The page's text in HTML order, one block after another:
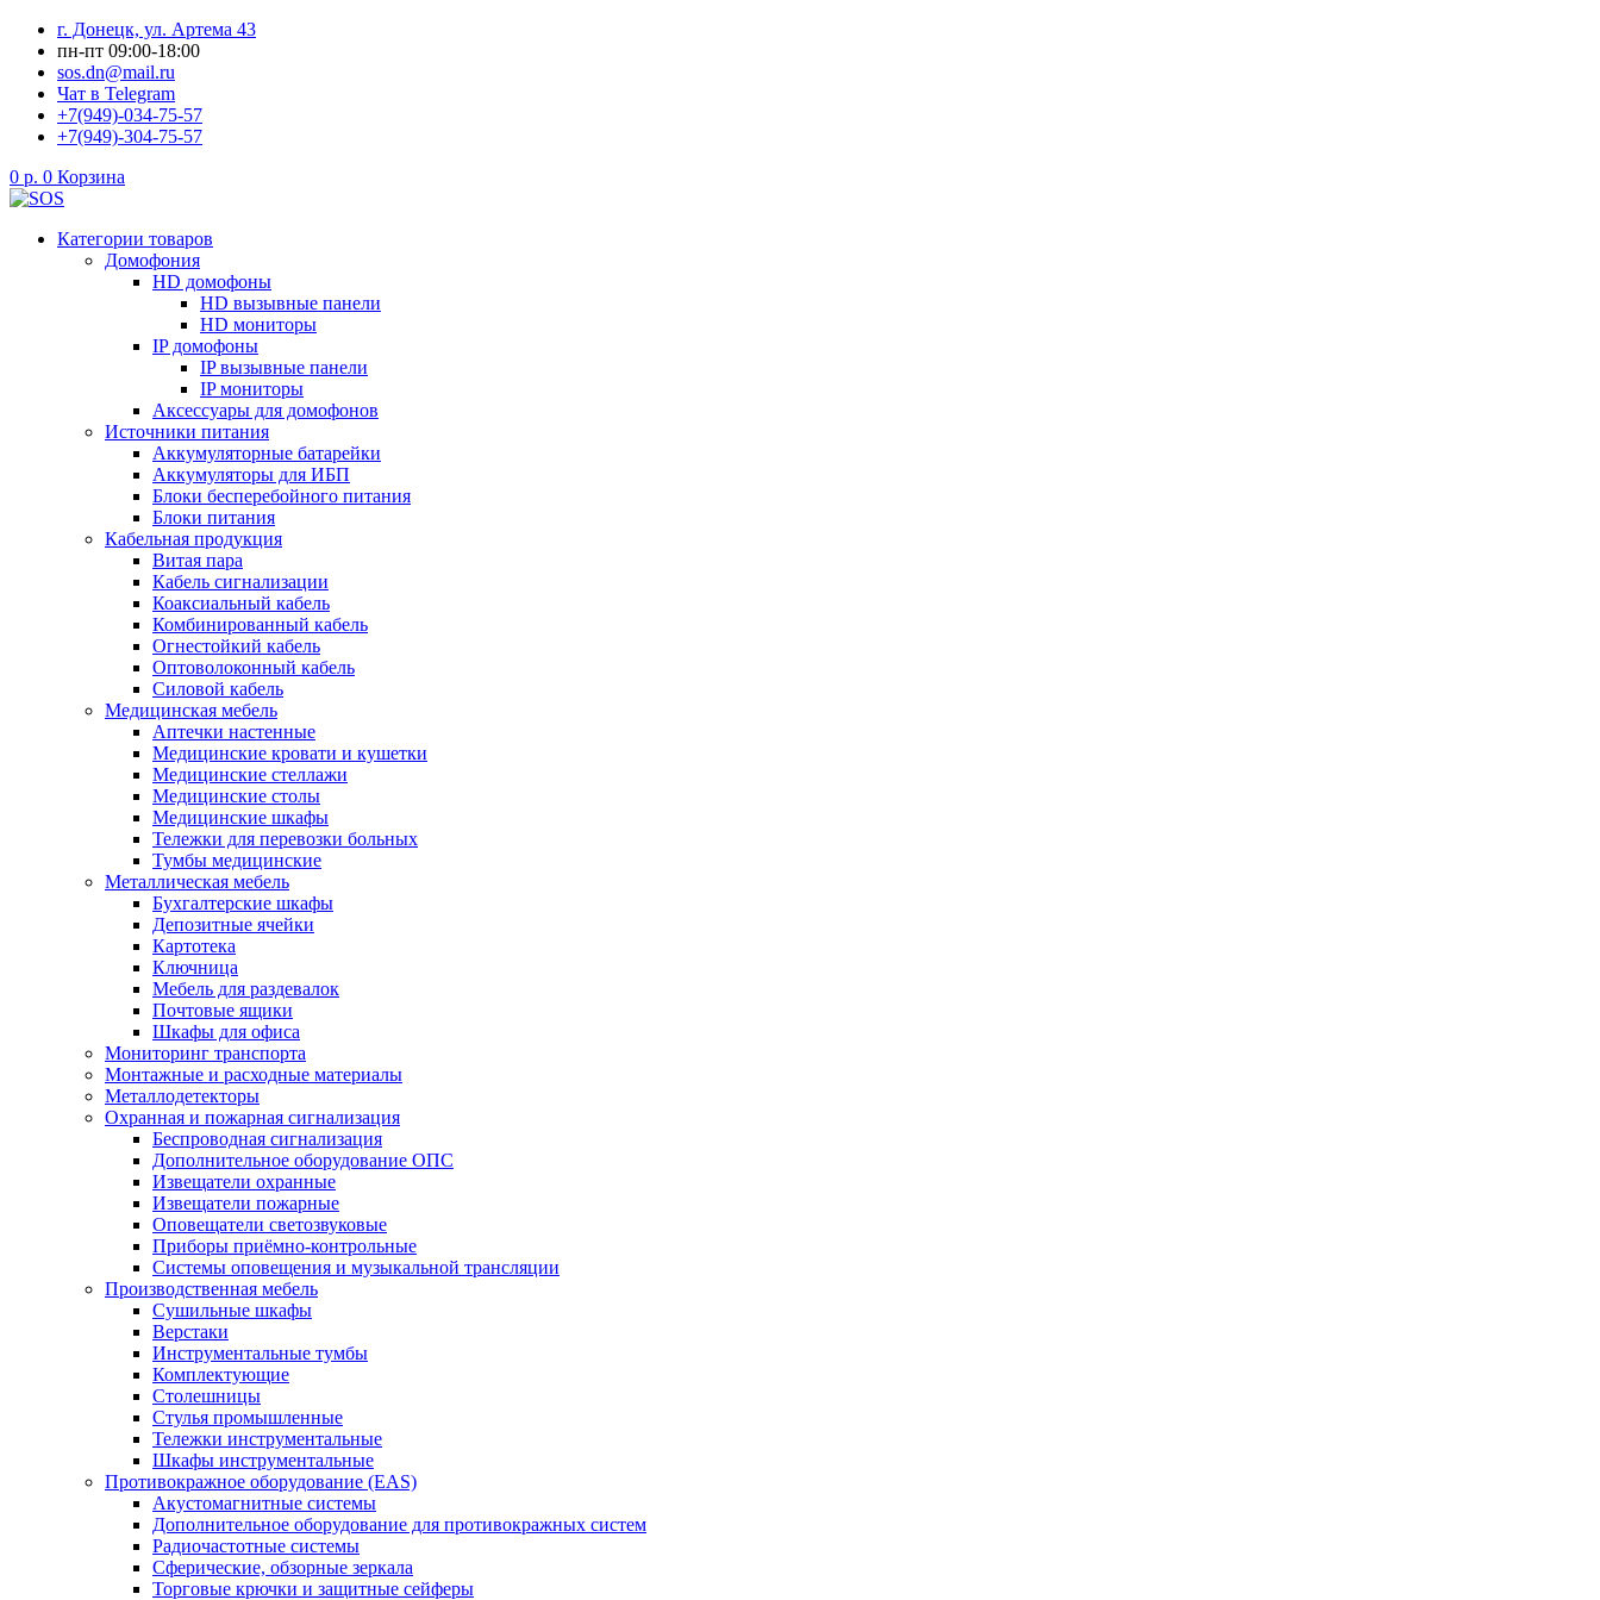
Перейти
содержимому
г. Донецк, ул. Артема 43
пн-пт 09:00-18:00
sos.dn@mail.ru
Чат в Telegram
+7(949)-034-75-57
+7(949)-304-75-57
0 р. 0 Корзина
Категории товаров
Домофония
HD домофоны
HD вызывные панели
HD мониторы
IP домофоны
IP вызывные панели
IP мониторы
Аксессуары для домофонов
Источники питания
Аккумуляторные батарейки
Аккумуляторы для ИБП
Блоки бесперебойного питания
Блоки питания
Кабельная продукция
Витая пара
Кабель сигнализации
Коаксиальный кабель
Комбинированный кабель
Огнестойкий кабель
Оптоволоконный кабель
Силовой кабель
Медицинская мебель
Аптечки настенные
Медицинские кровати и кушетки
Медицинские стеллажи
Медицинские столы
Медицинские шкафы
Тележки для перевозки больных
Тумбы медицинские
Металлическая мебель
Бухгалтерские шкафы
Депозитные ячейки
Картотека
Ключница
Мебель для раздевалок
Почтовые ящики
Шкафы для офиса
Мониторинг транспорта
Монтажные и расходные материалы
Металлодетекторы
Охранная и пожарная сигнализация
Беспроводная сигнализация
Дополнительное оборудование ОПС
Извещатели охранные
Извещатели пожарные
Оповещатели светозвуковые
Приборы приёмно-контрольные
Системы оповещения и музыкальной трансляции
Производственная мебель
Cушильные шкафы
Верстаки
Инструментальные тумбы
Комплектующие
Столешницы
Стулья промышленные
Тележки инструментальные
Шкафы инструментальные
Противокражное оборудование (EAS)
Акустомагнитные системы
Дополнительное оборудование для противокражных систем
Радиочастотные системы
Сферические, обзорные зеркала
Торговые крючки и защитные сейферы